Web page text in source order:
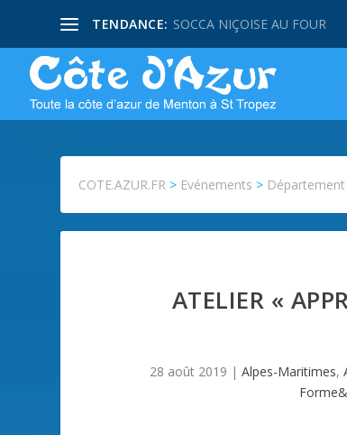
TENDANCE: SOCCA NIÇOISE AU FOUR
COTE.AZUR.FR > Evénements > Département
ATELIER «
28 août 2019 | Alpes-Maritimes,